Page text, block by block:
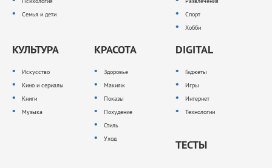
Семья и дети
Спорт
Хобби
КУЛЬТУРА
Искусство
Кино и сериалы
Книги
Музыка
КРАСОТА
Здоровье
Макияж
Показы
Похудение
Стиль
Уход
DIGITAL
Гаджеты
Игры
Интернет
Технологии
ТЕСТЫ